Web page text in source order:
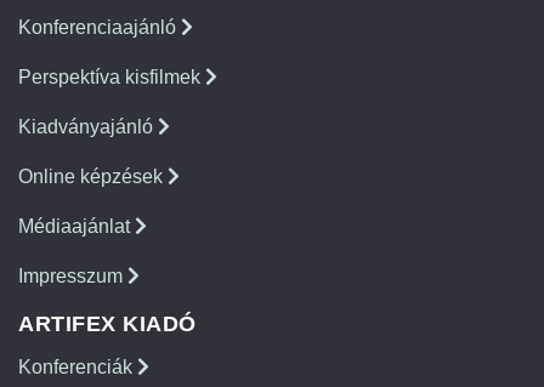
Konferenciaajánló
Perspektíva kisfilmek
Kiadványajánló
Online képzések
Médiaajánlat
Impresszum
ARTIFEX KIADÓ
Konferenciák